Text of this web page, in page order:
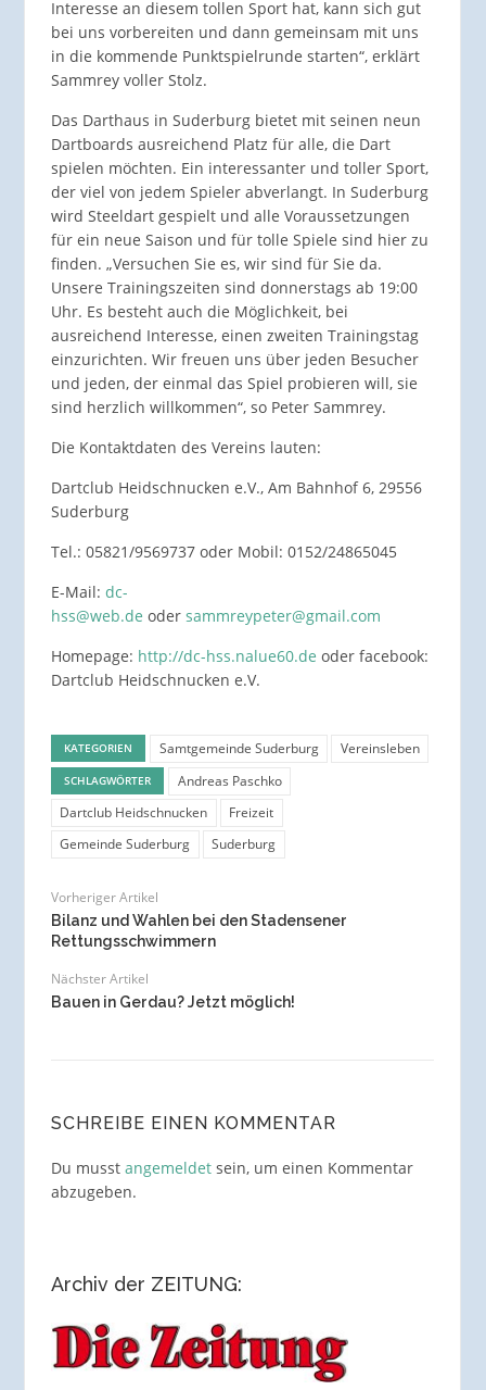
Interesse an diesem tollen Sport hat, kann sich gut
bei uns vorbereiten und dann gemeinsam mit uns
in die kommende Punktspielrunde starten“, erklärt
Sammrey voller Stolz.
Das Darthaus in Suderburg bietet mit seinen neun
Dartboards ausreichend Platz für alle, die Dart
spielen möchten. Ein interessanter und toller Sport,
der viel von jedem Spieler abverlangt. In Suderburg
wird Steeldart gespielt und alle Voraussetzungen
für ein neue Saison und für tolle Spiele sind hier zu
finden. „Versuchen Sie es, wir sind für Sie da.
Unsere Trainingszeiten sind donnerstags ab 19:00
Uhr. Es besteht auch die Möglichkeit, bei
ausreichend Interesse, einen zweiten Trainingstag
einzurichten. Wir freuen uns über jeden Besucher
und jeden, der einmal das Spiel probieren will, sie
sind herzlich willkommen“, so Peter Sammrey.
Die Kontaktdaten des Vereins lauten:
Dartclub Heidschnucken e.V., Am Bahnhof 6, 29556
Suderburg
Tel.: 05821/9569737 oder Mobil: 0152/24865045
E-Mail: dc-
hss@web.de oder sammreypeter@gmail.com
Homepage: http://dc-hss.nalue60.de oder facebook:
Dartclub Heidschnucken e.V.
KATEGORIEN Samtgemeinde Suderburg Vereinsleben
SCHLAGWÖRTER
Andreas Paschko
Dartclub Heidschnucken
Freizeit
Gemeinde Suderburg
Suderburg
Vorheriger Artikel
Bilanz und Wahlen bei den Stadensener
Rettungsschwimmern
Nächster Artikel
Bauen in Gerdau? Jetzt möglich!
SCHREIBE EINEN KOMMENTAR
Du musst angemeldetsein, um einen Kommentar
abzugeben.
Archiv der ZEITUNG: